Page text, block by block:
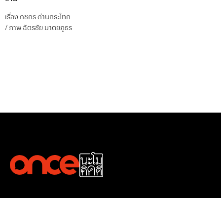
เรื่อง กชกร ด่านกระโทก
/ภาพฉัตรชัย มาตยภูธร